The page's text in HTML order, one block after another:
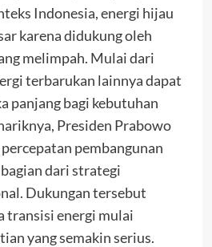
Indonesia, energi hijau
karena didukung oleh
melimpah. Mulai dari
terbarukan lainnya dapat
panjang bagi kebutuhan
Presiden Prabowo
pembangunan
dari strategi
Dukungan tersebut
transisi energi mulai
yang semakin serius.